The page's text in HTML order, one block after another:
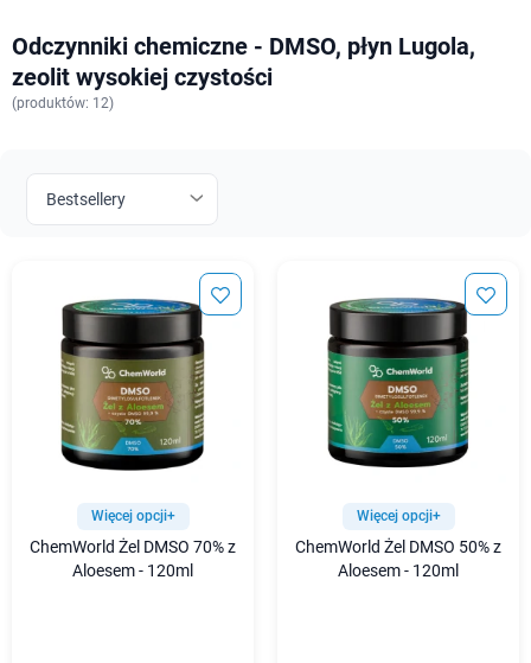
Odczynniki chemiczne - DMSO, płyn Lugola,
zeolit wysokiej czystości
(produktów: 12)
Więcej opcji+
ChemWorld Żel DMSO 70% z
Aloesem - 120ml
Więcej opcji+
ChemWorld Żel DMSO 50% z
Aloesem - 120ml